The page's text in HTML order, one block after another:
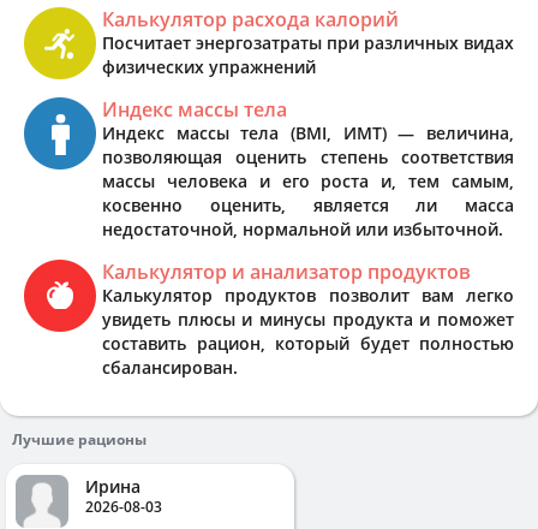
Калькулятор расхода калорий
Посчитает энергозатраты при различных видах
физических упражнений
Индекс массы тела
Индекс массы тела (BMI, ИМТ) — величина,
позволяющая оценить степень соответствия
массы человека и его роста и, тем самым,
косвенно оценить, является ли масса
недостаточной, нормальной или избыточной.
Калькулятор и анализатор продуктов
Калькулятор продуктов позволит вам легко
увидеть плюсы и минусы продукта и поможет
составить рацион, который будет полностью
сбалансирован.
Лучшие рационы
Ирина
2026-08-03